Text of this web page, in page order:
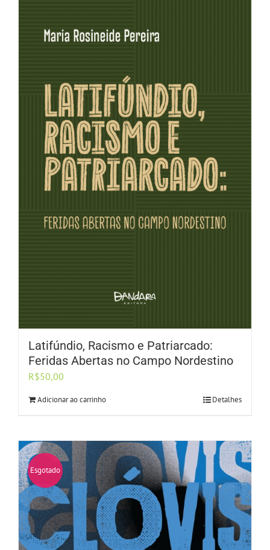
Latifúndio, Racismo e Patriarcado:
Feridas Abertas no Campo Nordestino
R$50,00
Adicionar ao carrinho Detalhes
Esgotado